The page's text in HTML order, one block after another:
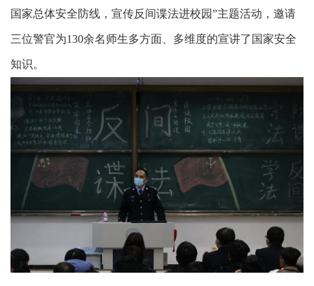
国家总体安全防线，宣传反间谍法进校园”主题活动， 邀请
三位警官为130余名师生多方面、多维度的宣讲了国家安全
知识。